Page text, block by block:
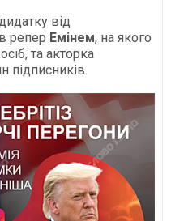
від
репер Емінем, на якого
та акторка
підписників.